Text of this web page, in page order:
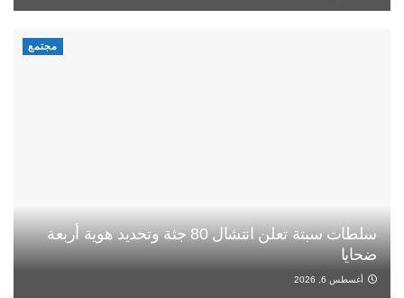
مجتمع
سلطات سبتة تعلن انتشال 80 جثة وتحديد هوية أربعة
ضحايا
أغسطس 6, 2026